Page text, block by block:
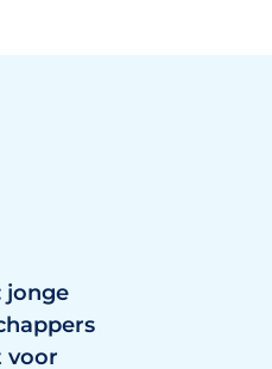
jonge
voor